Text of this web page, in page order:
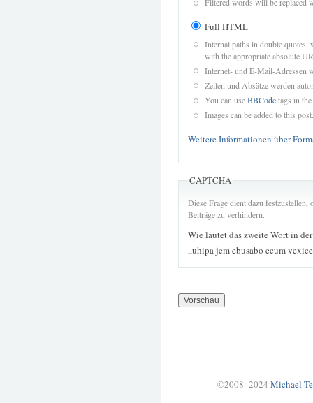
Filtered words will be replaced
Full HTML
Internal paths in double quotes,
with the appropriate absolute
Internet- und E-Mail-Adressen
Zeilen und Absätze werden
You can useBBCodetags in
Images can be added to this post.
Weitere Informationen über
CAPTCHA
Diese Frage dient dazu
Beiträge zu verhindern.
Wie lautet das zweite Wort in
„uhipa jem ebusabo ecum
©2008–2024 Michael